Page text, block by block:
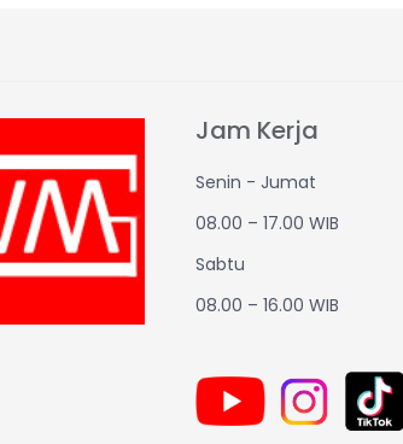
Jam Kerja
Senin - Jumat
08.00 – 17.00 WIB
Sabtu
08.00 – 16.00 WIB